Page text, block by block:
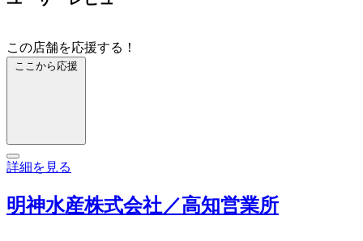
この店舗を応援する！
ここから応援
詳細を見る
明神水産株式会社／高知営業所